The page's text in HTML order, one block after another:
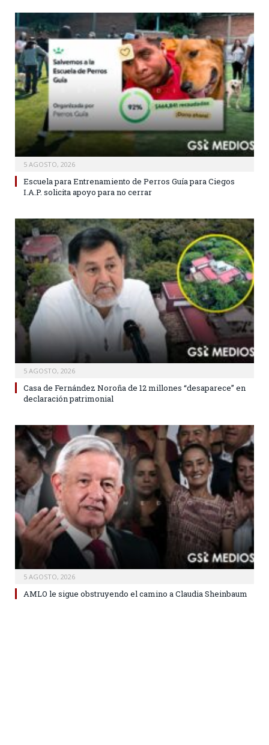
5 AGOSTO, 2026
Escuela para Entrenamiento de Perros Guía para Ciegos
I.A.P. solicita apoyo para no cerrar
5 AGOSTO, 2026
Casa de Fernández Noroña de 12 millones “desaparece” en
declaración patrimonial
5 AGOSTO, 2026
AMLO le sigue obstruyendo el camino a Claudia Sheinbaum